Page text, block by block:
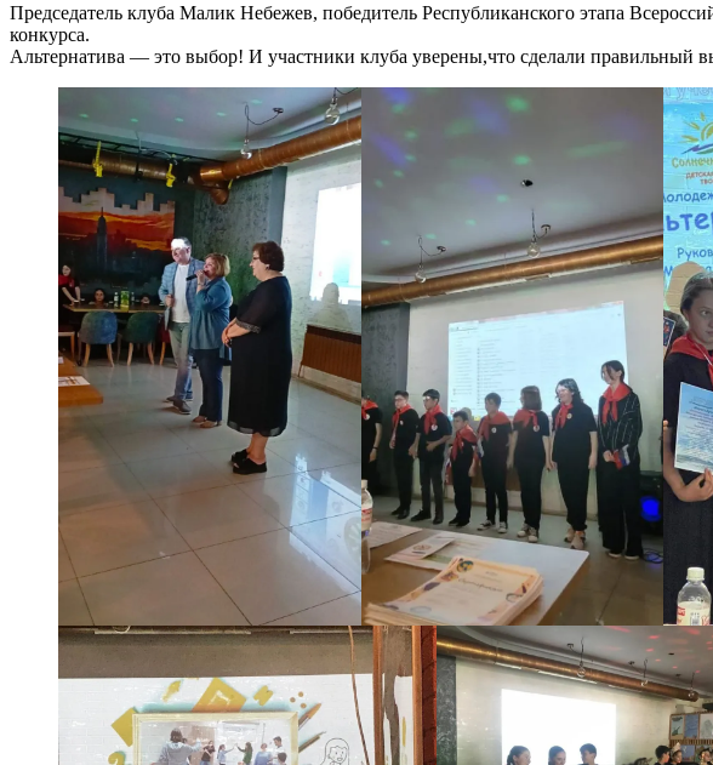
Председатель клуба Малик Небежев, победитель Республиканского этапа
конкурса.
Альтернатива — это выбор! И участники клуба уверены,что сделали правильный